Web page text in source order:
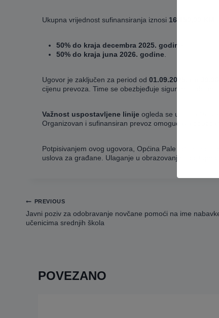
Ukupna vrijednost sufinansiranja iznosi 16.150,00 KM
50% do kraja decembra 2025. godine
50% do kraja juna 2026. godine.
Ugovor je zaključen za period od 01.09.2025. do
cijenu prevoza. Time se obezbjeđuje siguran, stabilan
Važnost uspostavljene linije ogleda se u tome što
Organizovan i sufinansiran prevoz omogućava
Potpisivanjem ovog ugovora, Općina Pale još jednom
uslova za građane. Ulaganje u obrazovanje i
Navigacija
članaka
PREVIOUS
Javni poziv za odobravanje novčane pomoći na ime
učenicima srednjih škola
POVEZANO